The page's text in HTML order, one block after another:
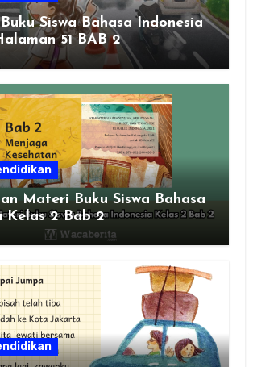
Siswa Bahasa Indonesia
51 BAB 2
Materi Buku Siswa Bahasa
Kelas 2 Bab 2